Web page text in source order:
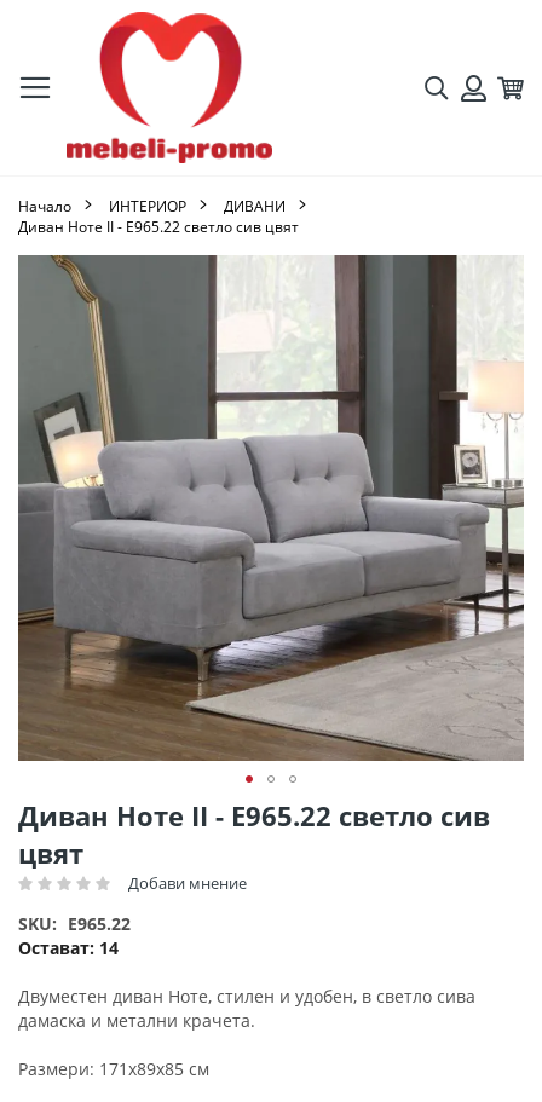
Търсене
Начало ИНТЕРИОР
ДИВАНИ
Диван Ноте II - Ε965.22 светло сив цвят
Диван Ноте II - Ε965.22 светло сив
цвят
Рейтинг: Добави мнение
Остават: 14
SKU E965.22
Двуместен диван Ноте, стилен и удобен, в светло сива
дамаска и метални крачета.
Размери: 171x89x85 см
Преминете
галерията
изображенията
Преминете
към
началото
на
със
снимки